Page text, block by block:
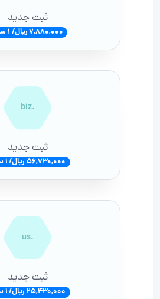
ثبت جدید
7,880,000 ریال/ 1 سال
.biz
ثبت جدید
56,730,000 ریال/ 1 سال
.us
ثبت جدید
25,430,000 ریال/ 1 سال